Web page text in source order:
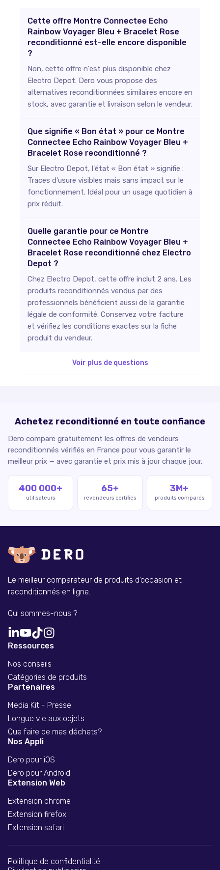
Cette offre Montre Connectee Echo
Rainbow Voyager Bleu + Bracelet Rose
reconditionné est-elle encore disponible
?
Non, cette offre n'est plus disponible chez
Electro Depot. Dero vous propose des
alternatives reconditionnées similaires encore en
stock, avec garantie et livraison selon le vendeur.
Que signifie « Bon état » pour ce Montre
Connectee Echo Rainbow Voyager Bleu +
Bracelet Rose reconditionné ?
Sur Electro Depot, l'état « Bon état » signifie :
Traces d'usure visibles mais sans impact sur le
fonctionnement. Idéal pour un usage quotidien à
prix réduit.
Quelle garantie pour ce Montre
Connectee Echo Rainbow Voyager Bleu +
Bracelet Rose reconditionné chez Electro
Depot ?
Chez Electro Depot, cette offre inclut 2 ans. Les
produits reconditionnés vendus par des
professionnels bénéficient aussi de la garantie
légale de conformité. Conservez votre facture
et vérifiez les conditions exactes sur la fiche
produit du vendeur.
Voir plus de questions
Achetez reconditionné en toute confiance
Dero compare gratuitement les offres de vendeurs
reconditionnés vérifiés en France pour vous garantir le
meilleur prix — avec garantie et prix mis à jour chaque jour.
400 000+
utilisateurs
65+
revendeurs certifiés
3M+
produits comparés
Le meilleur comparateur de produits d'occasion et
reconditionnés en ligne.
Qui sommes-nous ?
Ressources
Nos conseils
Catégories de produits
Partenaires
Media Kit - Presse
Longue vie aux objets
Que faire de mes déchets?
Nos Appli
Dero pour iOS
Dero pour Android
Extension Web
Extension chrome
Extension firefox
Extension safari
Politique de confidentialité